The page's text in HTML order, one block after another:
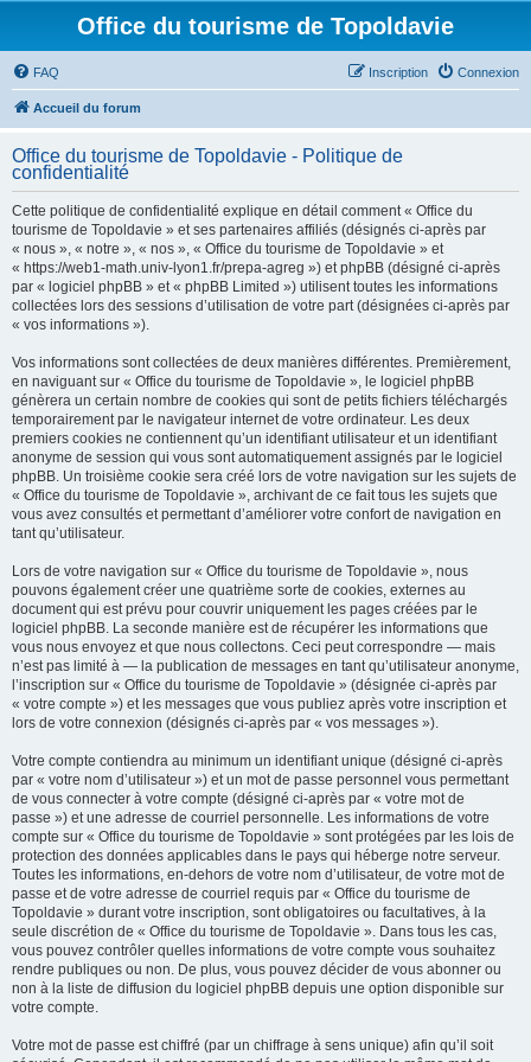
Office du tourisme de Topoldavie
FAQ Connexion
Inscription
Accueil du forum
Office du tourisme de Topoldavie - Politique de
confidentialité
Cette politique de confidentialité explique en détail comment « Office du
tourisme de Topoldavie » et ses partenaires affiliés (désignés ci-après par
« nous », « notre », « nos », « Office du tourisme de Topoldavie » et
« https://web1-math.univ-lyon1.fr/prepa-agreg ») et phpBB (désigné ci-après
par « logiciel phpBB » et « phpBB Limited ») utilisent toutes les informations
collectées lors des sessions d’utilisation de votre part (désignées ci-après par
« vos informations »).
Vos informations sont collectées de deux manières différentes. Premièrement,
en naviguant sur « Office du tourisme de Topoldavie », le logiciel phpBB
génèrera un certain nombre de cookies qui sont de petits fichiers téléchargés
temporairement par le navigateur internet de votre ordinateur. Les deux
premiers cookies ne contiennent qu’un identifiant utilisateur et un identifiant
anonyme de session qui vous sont automatiquement assignés par le logiciel
phpBB. Un troisième cookie sera créé lors de votre navigation sur les sujets de
« Office du tourisme de Topoldavie », archivant de ce fait tous les sujets que
vous avez consultés et permettant d’améliorer votre confort de navigation en
tant qu’utilisateur.
Lors de votre navigation sur « Office du tourisme de Topoldavie », nous
pouvons également créer une quatrième sorte de cookies, externes au
document qui est prévu pour couvrir uniquement les pages créées par le
logiciel phpBB. La seconde manière est de récupérer les informations que
vous nous envoyez et que nous collectons. Ceci peut correspondre — mais
n’est pas limité à — la publication de messages en tant qu’utilisateur anonyme,
l’inscription sur « Office du tourisme de Topoldavie » (désignée ci-après par
« votre compte ») et les messages que vous publiez après votre inscription et
lors de votre connexion (désignés ci-après par « vos messages »).
Votre compte contiendra au minimum un identifiant unique (désigné ci-après
par « votre nom d’utilisateur ») et un mot de passe personnel vous permettant
de vous connecter à votre compte (désigné ci-après par « votre mot de
passe ») et une adresse de courriel personnelle. Les informations de votre
compte sur « Office du tourisme de Topoldavie » sont protégées par les lois de
protection des données applicables dans le pays qui héberge notre serveur.
Toutes les informations, en-dehors de votre nom d’utilisateur, de votre mot de
passe et de votre adresse de courriel requis par « Office du tourisme de
Topoldavie » durant votre inscription, sont obligatoires ou facultatives, à la
seule discrétion de « Office du tourisme de Topoldavie ». Dans tous les cas,
vous pouvez contrôler quelles informations de votre compte vous souhaitez
rendre publiques ou non. De plus, vous pouvez décider de vous abonner ou
non à la liste de diffusion du logiciel phpBB depuis une option disponible sur
votre compte.
Votre mot de passe est chiffré (par un chiffrage à sens unique) afin qu’il soit